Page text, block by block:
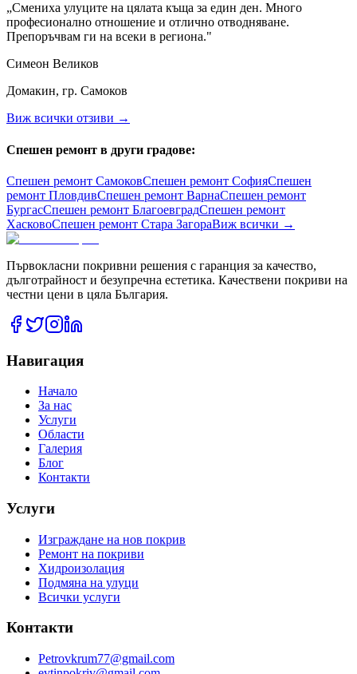
„Смениха улуците на цялата къща за един ден. Много
професионално отношение и отлично отводняване.
Препоръчвам ги на всеки в региона."
Симеон Великов
Домакин, гр. Самоков
Виж всички отзиви →
Спешен ремонт в други градове:
Спешен ремонт СамоковСпешен ремонт СофияСпешен
ремонт ПловдивСпешен ремонт ВарнаСпешен ремонт
БургасСпешен ремонт БлагоевградСпешен ремонт
ХасковоСпешен ремонт Стара ЗагораВиж всички →
Първокласни покривни решения с гаранция за качество,
дълготрайност и безупречна естетика. Качествени покриви на
честни цени в цяла България.
Навигация
Начало
За нас
Услуги
Области
Галерия
Блог
Контакти
Услуги
Изграждане на нов покрив
Ремонт на покриви
Хидроизолация
Подмяна на улуци
Всички услуги
Контакти
Petrovkrum77@gmail.com